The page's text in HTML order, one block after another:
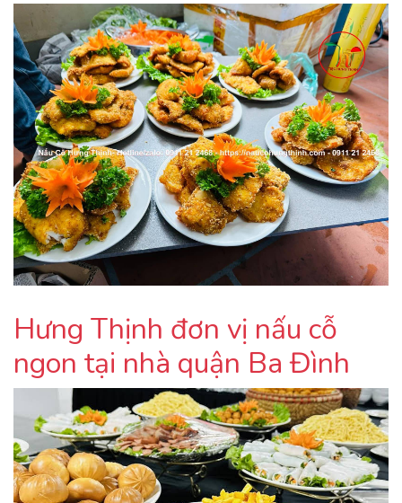
Hưng Thịnh đơn vị nấu cỗ
ngon tại nhà quận Ba Đình